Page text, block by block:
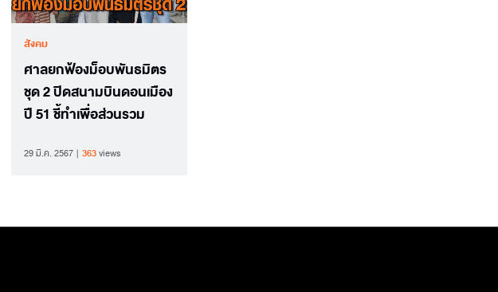
สังคม
ศาลยกฟ้องม็อบพันธมิตร
ชุด 2 ปิดสนามบินดอนเมือง
ปี 51 ชี้ทำเพื่อส่วนรวม
29 มี.ค. 2567 363views